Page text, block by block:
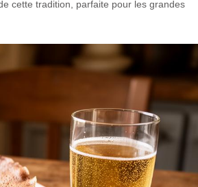
cette tradition, parfaite pour les grandes